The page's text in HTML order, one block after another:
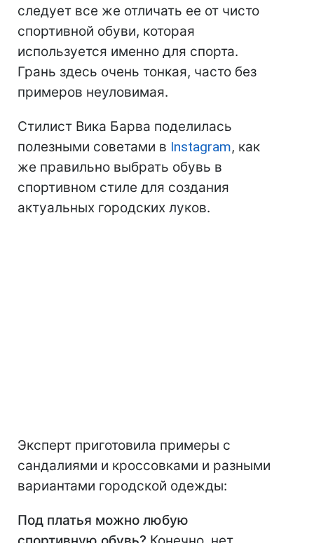
следует все же отличать ее от чисто
спортивной обуви, которая
используется именно для спорта.
Грань здесь очень тонкая, часто без
примеров неуловимая.
Стилист Вика Барва поделилась
полезными советами в Instagram, как
же правильно выбрать обувь в
спортивном стиле для создания
актуальных городских луков.
Эксперт приготовила примеры с
сандалиями и кроссовками и разными
вариантами городской одежды:
Под платья можно любую